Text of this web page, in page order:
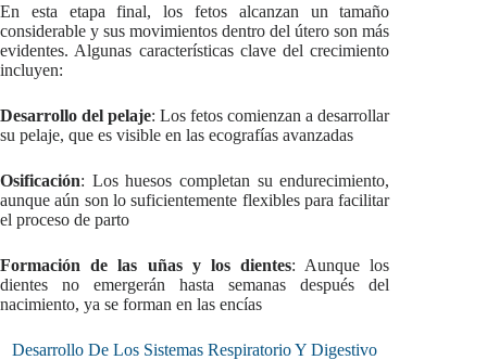
En esta etapa final, los fetos alcanzan un tamaño
considerable y sus movimientos dentro del útero son más
evidentes. Algunas características clave del crecimiento
incluyen:
Desarrollo del pelaje: Los fetos comienzan a desarrollar
su pelaje, que es visible en las ecografías avanzadas
Osificación: Los huesos completan su endurecimiento,
aunque aún son lo suficientemente flexibles para facilitar
el proceso de parto
Formación de las uñas y los dientes: Aunque los
dientes no emergerán hasta semanas después del
nacimiento, ya se forman en las encías
Desarrollo De Los Sistemas Respiratorio Y Digestivo